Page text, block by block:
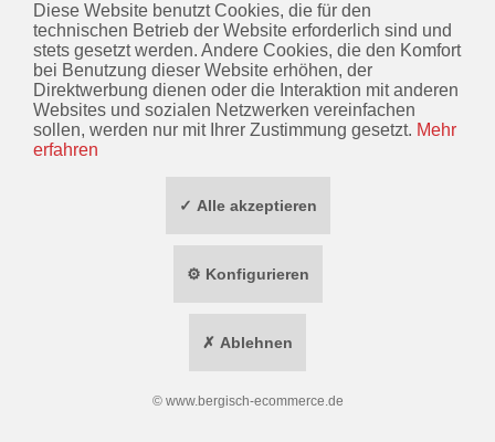
KONTAKT
INFORMATIONEN
* ALLE PREISE INKL. GESETZL. MEHRWERTSTEUER ZZGL.
Diese Website benutzt Cookies, die für den
technischen Betrieb der Website erforderlich sind und
stets gesetzt werden. Andere Cookies, die den Komfort
bei Benutzung dieser Website erhöhen, der
Direktwerbung dienen oder die Interaktion mit anderen
Websites und sozialen Netzwerken vereinfachen
sollen, werden nur mit Ihrer Zustimmung gesetzt. Mehr
erfahren
✓ Alle akzeptieren
⚙ Konfigurieren
✗ Ablehnen
© www.bergisch-ecommerce.de